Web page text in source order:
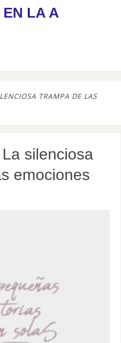
EN LA A
TRAMPA DE LAS
silenciosa
emociones